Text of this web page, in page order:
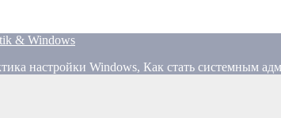
& Windows
настройки Windows, Как стать системным